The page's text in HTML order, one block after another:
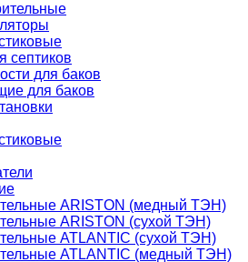
септиков
для баков
для баков
ARISTON (медный ТЭН)
ARISTON (сухой ТЭН)
ATLANTIC (сухой ТЭН)
ATLANTIC (медный ТЭН)